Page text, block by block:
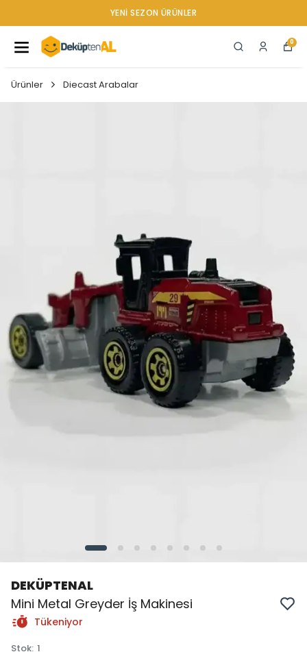
YENI SEZON ÜRÜNLER
0
Ürünler Diecast Arabalar
DEKÜPTENAL
Mini Metal Greyder İş Makinesi
Tükeniyor
Stok: 1